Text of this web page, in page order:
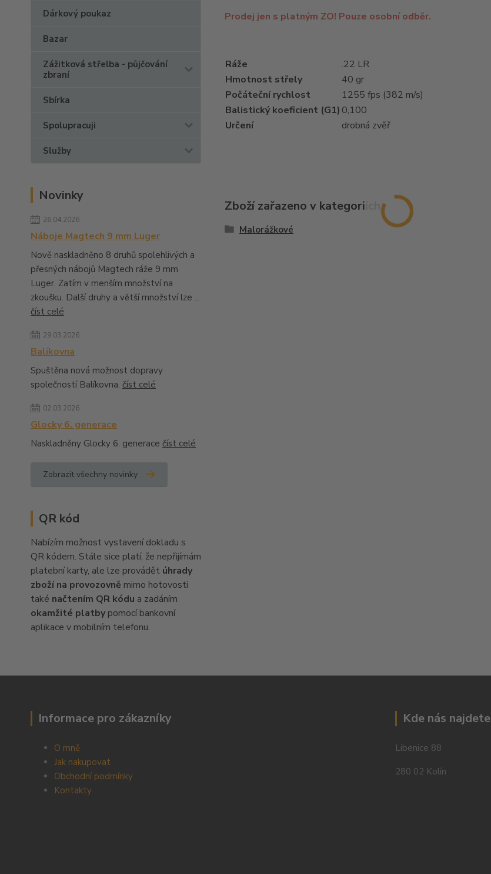
Dárkový poukaz
Bazar
Zážitková střelba - půjčování
zbraní
Sbírka
Spolupracuji
Služby
Novinky
26.04.2026
Náboje Magtech 9 mm Luger
Nově naskladněno 8 druhů spolehlivých a
přesných nábojů Magtech ráže 9 mm
Luger. Zatím v menším množství na
zkoušku. Další druhy a větší množství lze ...
číst celé
29.03.2026
Balíkovna
Spuštěna nová možnost dopravy
společností Balíkovna. číst celé
02.03.2026
Glocky 6. generace
Naskladněny Glocky 6. generace číst celé
Zobrazit všechny novinky
QR kód
Nabízím možnost vystavení dokladu s
QR kódem. Stále sice platí, že nepřijímám
platební karty, ale lze provádět úhrady
zboží na provozovně mimo hotovosti
také načtením QR kódu a zadáním
okamžité platby pomocí bankovní
aplikace v mobilním telefonu.
Prodej jen s platným ZO! Pouze osobní odběr.
Ráže
.22 LR
Hmotnost střely
40 gr
Počáteční rychlost
1255 fps (382 m/s)
Balistický koeficient (G1) 0,100
Určení
drobná zvěř
Zboží zařazeno v kategoriích
Malorážkové
Informace pro zákazníky
O mně
Jak nakupovat
Obchodní podmínky
Kontakty
Kde nás najdete
Libenice 88
280 02 Kolín